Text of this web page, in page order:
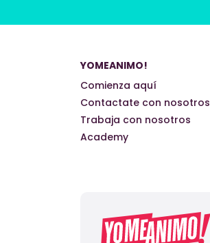
YOMEANIMO!
Comienza aquí
Contactate con nosotros
Trabaja con nosotros
Academy